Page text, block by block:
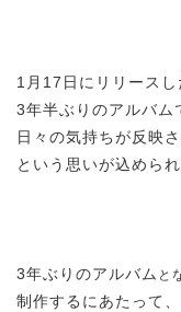
1月17日にリリース
3年半ぶりのアルバム
日々の気持ちが反映
という思いが込めら
3年ぶりのアルバム と
制作するにあたって